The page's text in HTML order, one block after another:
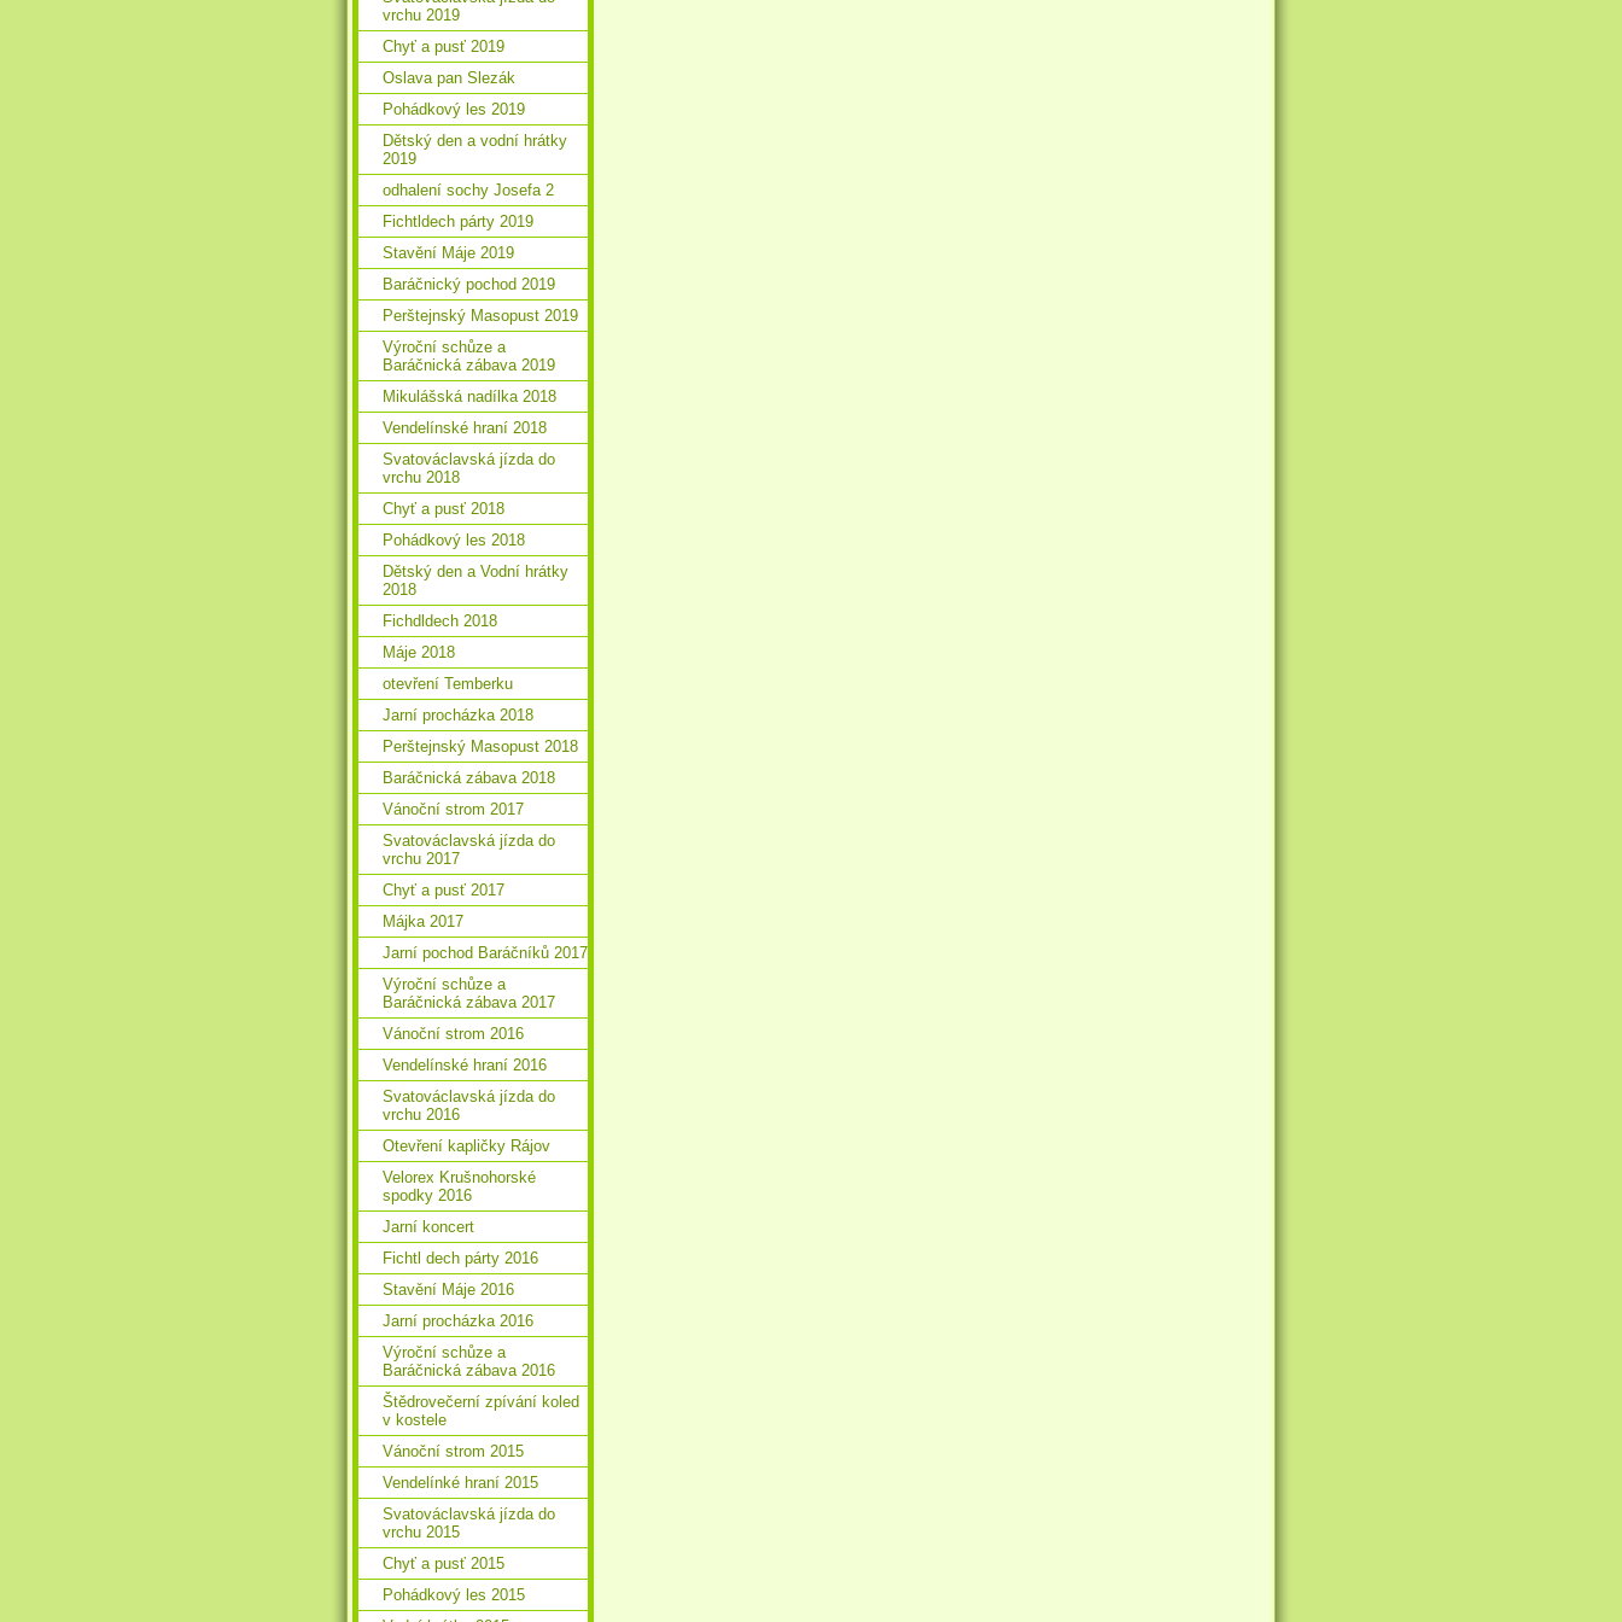
vrchu 2019
Chyť a pusť 2019
Oslava pan Slezák
Pohádkový les 2019
Dětský den a vodní hrátky
2019
odhalení sochy Josefa 2
Fichtldech párty 2019
Stavění Máje 2019
Baráčnický pochod 2019
Perštejnský Masopust 2019
Výroční schůze a
Baráčnická zábava 2019
Mikulášská nadílka 2018
Vendelínské hraní 2018
Svatováclavská jízda do
vrchu 2018
Chyť a pusť 2018
Pohádkový les 2018
Dětský den a Vodní hrátky
2018
Fichdldech 2018
Máje 2018
otevření Temberku
Jarní procházka 2018
Perštejnský Masopust 2018
Baráčnická zábava 2018
Vánoční strom 2017
Svatováclavská jízda do
vrchu 2017
Chyť a pusť 2017
Májka 2017
Jarní pochod Baráčníků 2017
Výroční schůze a
Baráčnická zábava 2017
Vánoční strom 2016
Vendelínské hraní 2016
Svatováclavská jízda do
vrchu 2016
Otevření kapličky Rájov
Velorex Krušnohorské
spodky 2016
Jarní koncert
Fichtl dech párty 2016
Stavění Máje 2016
Jarní procházka 2016
Výroční schůze a
Baráčnická zábava 2016
Štědrovečerní zpívání koled
v kostele
Vánoční strom 2015
Vendelínké hraní 2015
Svatováclavská jízda do
vrchu 2015
Chyť a pusť 2015
Pohádkový les 2015